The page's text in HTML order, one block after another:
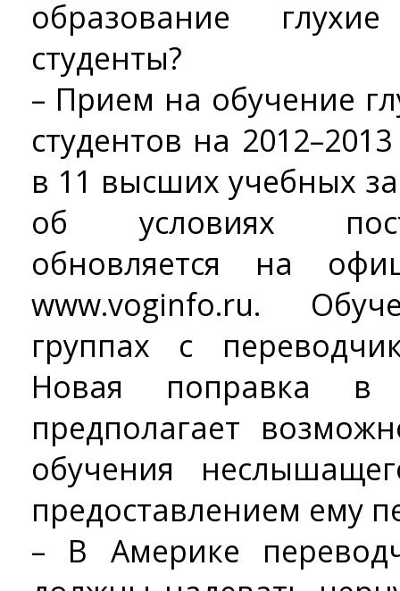
образование
студенты?
– Прием на обучение
студентов на
в 11 высших учебных
об условиях
обновляется на
www.voginfo.ru.
группах с
Новая поправка в
предполагает
обучения
предоставлением ему
– В Америке